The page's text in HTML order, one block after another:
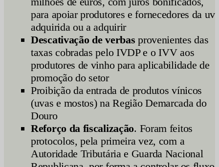
para apoiar produtores e fornecedores da
adquirida ou a adquirir
Descativação de verbas provenientes das
taxas cobradas pelo IVDP e o IVV aos
produtores de vinho para aplicabilidade de
promoção do setor
Proibição da entrada de produtos vínicos
(uvas e mostos) na Região Demarcada do
Douro
Reforço da fiscalização. Foram feitos
protocolos, pela primeira vez, com a
Autoridade Tributária e Guarda Nacional